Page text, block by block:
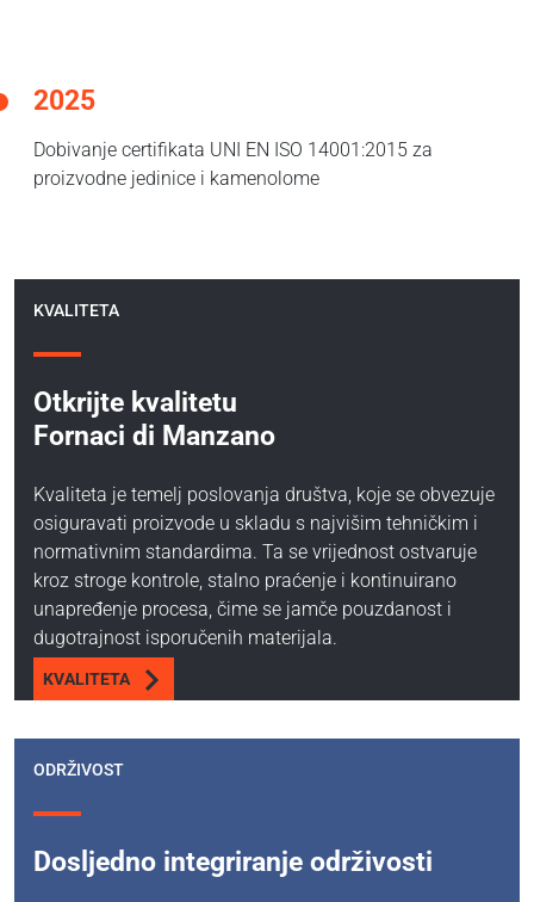
2025
Dobivanje certifikata UNI EN ISO 14001:2015 za
proizvodne jedinice i kamenolome
KVALITETA
Otkrijte kvalitetu
Fornaci di Manzano
Kvaliteta je temelj poslovanja društva, koje se obvezuje
osiguravati proizvode u skladu s najvišim tehničkim i
normativnim standardima. Ta se vrijednost ostvaruje
kroz stroge kontrole, stalno praćenje i kontinuirano
unapređenje procesa, čime se jamče pouzdanost i
dugotrajnost isporučenih materijala.
KVALITETA
ODRŽIVOST
Dosljedno integriranje održivosti